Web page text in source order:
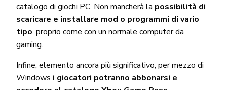
catalogo di giochi PC. Non mancherà la possibilità di
scaricare e installare mod o programmi di vario
tipo, proprio come con un normale computer da
gaming.
Infine, elemento ancora più significativo, per mezzo di
Windows i giocatori potranno abbonarsi e